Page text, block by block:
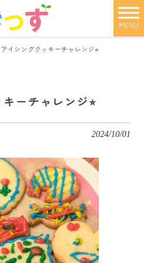
MENU
アイシングクッキーチャレンジ⭐︎
ーチャレンジ⭐︎
2024/10/01